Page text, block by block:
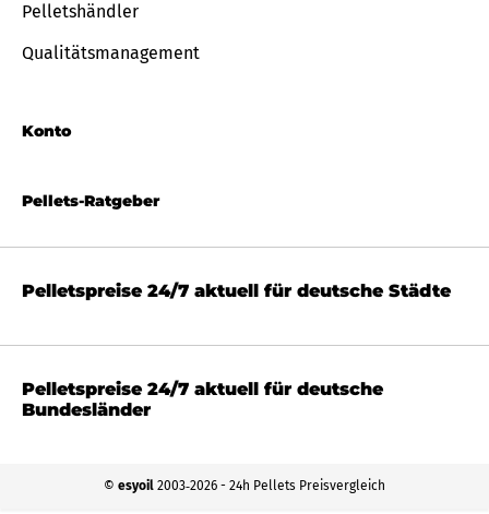
Pellets-Ratgeber
Pelletshändler
Qualitätsmanagement
Konto
Pelletspreise 24/7 aktuell für deutsche Städte
Pelletspreise 24/7 aktuell für deutsche
Bundesländer
© esyoil 2003‐2026 - 24h Pellets Preisvergleich